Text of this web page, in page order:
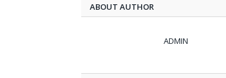
ABOUT AUTHOR
ADMIN